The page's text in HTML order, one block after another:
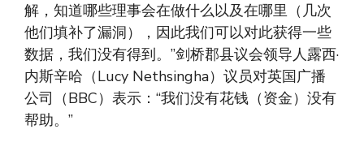
解，知道哪些理事会在做什么以及在哪里（几次
他们填补了漏洞），因此我们可以对此获得一些
数据，我们没有得到。”剑桥郡县议会领导人露西·
内斯辛哈（Lucy Nethsingha）议员对英国广播
公司（BBC）表示：“我们没有花钱（资金）没有
帮助。”